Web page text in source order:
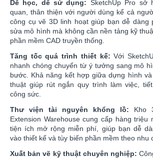
Dễ học, dễ sử dụng: SketchUp Pro sở
quan, thân thiện với người dùng kể cả
công cụ vẽ 3D linh hoạt giúp bạn dễ dàng
sửa mô hình mà không cần nền tảng kỹ
phần mềm CAD truyền thống.
Tăng tốc quá trình thiết kế:Với
nhanh chóng chuyển từ ý tưởng sang mô
bước. Khả năng kết hợp giữa dựng hình
thuật giúp rút ngắn quy trình làm việc,
công sức.
Thư viện tài nguyên khổng lồ: Kho
Extension Warehouse cung cấp hàng triệu
tiện ích mở rộng miễn phí, giúp bạn dễ
vào thiết kế và tùy biến phần mềm theo nhu
Xuất bản vẽ kỹ thuật chuyên nghiệp: